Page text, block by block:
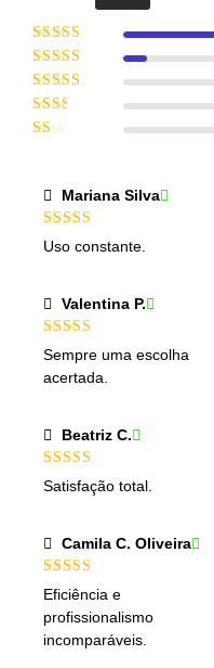
Avaliação
de 5
Avaliação
4de 5
Avaliação
3de 5
Avaliação
Mariana Silva
Avaliação 5
de 5
Uso constante.
Valentina P.
Avaliação5
de 5
Sempre uma escolha
acertada.
Beatriz C.
Avaliação 5
de 5
Satisfação total.
Camila C. Oliveira
Avaliação5
de 5
Eficiência e
profissionalismo
incomparáveis.